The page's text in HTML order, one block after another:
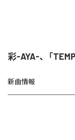
彩-AYA-、「
新曲情報